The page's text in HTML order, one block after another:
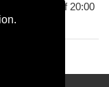
vanaf 20:00